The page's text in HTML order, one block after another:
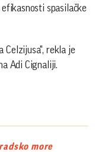
spasilačke
Celzijusa", rekla je
Adi Cignaliji.
more